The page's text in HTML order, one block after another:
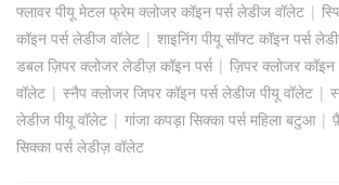
फ्लावर पीयू मेटल फ्रेम क्लोजर कॉइन पर्स लेडीज वॉलेट |
कॉइन पर्स लेडीज वॉलेट | शाइनिंग पीयू सॉफ्ट कॉइन पर्स
डबल ज़िपर क्लोजर लेडीज़ कॉइन पर्स| ज़िपर क्लोजर
वॉलेट | स्नैप क्लोजर जिपर कॉइन पर्स लेडीज पीयू वॉलेट |
लेडीज पीयू वॉलेट | गांजा कपड़ा सिक्का पर्स महिला बटुआ|
सिक्का पर्स लेडीज़ वॉलेट